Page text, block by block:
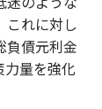
これに対し
負債元利金
力量を強化